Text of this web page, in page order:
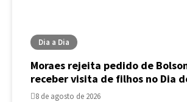
Dia a Dia
Moraes rejeita pedido de
receber visita de filhos no Dia
8 de agosto de 2026